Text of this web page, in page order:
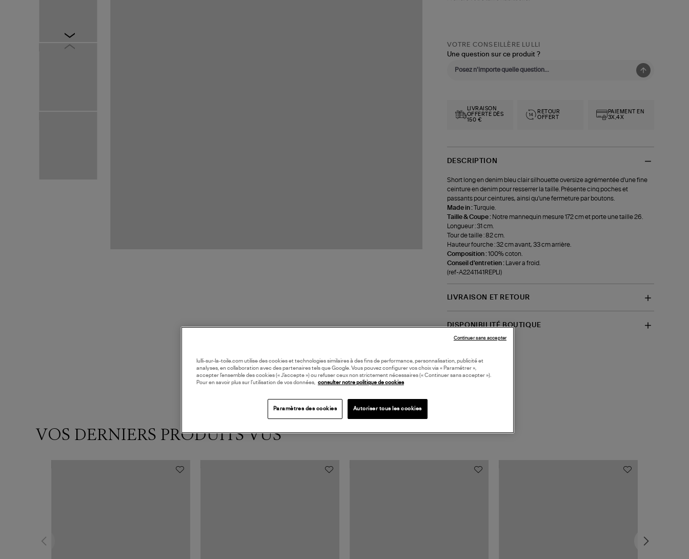
VOTRE CONSEILLÈRE LULLI
Une question sur ce produit ?
LIVRAISON
OFFERTE DÈS
150 €
RETOUR
OFFERT
PAIEMENT EN
3X,4X
DESCRIPTION
Short long en denim bleu clair silhouette oversize agrémentée d'une fine
ceinture en denim pour resserrer la taille. Présente cinq poches et
passants pour ceintures, ainsi qu'une fermeture par boutons.
Made in :Turquie.
Taille & Coupe : Notre mannequin mesure 172 cm et porte une taille 26.
Longueur : 31 cm.
Tour de taille : 82 cm.
Hauteur fourche : 32 cm avant, 33 cm arrière.
Composition :100% coton.
Conseil d'entretien :
Laver a froid.
(ref-A2241141REPLI)
LIVRAISON ET RETOUR
DISPONIBILITÉ BOUTIQUE
VOS DERNIERS PRODUITS VUS
lulli-sur-la-toile.com utilise des cookies et technologies similaires à des fins de performance, personnalisation, publicité et
analyses, en collaboration avec des partenaires tels que Google. Vous pouvez configurer vos choix via « Paramétrer »,
accepter l’ensemble des cookies (« J’accepte ») ou refuser ceux non strictement nécessaires (« Continuer sans accepter »).
Pour en savoir plus sur l’utilisation de vos données,
consulter notre politique de cookies
Paramètres des cookies Autoriser tous les cookies
Continuer sans accepter